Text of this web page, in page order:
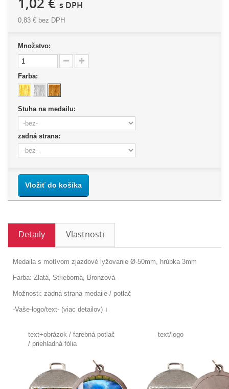
s DPH
0,83 € bez DPH
Množstvo:
Farba:
Stuha na medailu:
zadná strana:
Vložiť do košíka
Detaily Vlastnosti
Medaila s motívom zjazdové lyžovanie Ø-50mm, hrúbka 3mm
Farba: Zlatá, Strieborná, Bronzová
Možnosti: zadná strana medaile / potlač
-Vaše-logo/text- (viac detailov) ↓
text+obrázok / farebná potlač text/logo
/ priehladná fólia